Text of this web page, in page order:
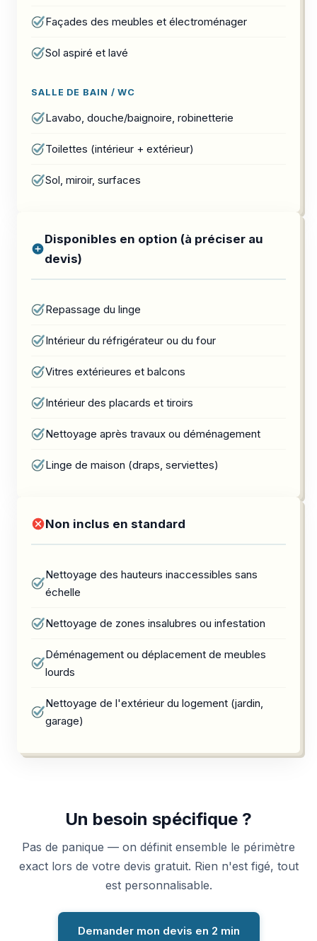
Façades des meubles et électroménager
Sol aspiré et lavé
SALLE DE BAIN / WC
Lavabo, douche/baignoire, robinetterie
Toilettes (intérieur + extérieur)
Sol, miroir, surfaces
Disponibles en option (à préciser au
devis)
Repassage du linge
Intérieur du réfrigérateur ou du four
Vitres extérieures et balcons
Intérieur des placards et tiroirs
Nettoyage après travaux ou déménagement
Linge de maison (draps, serviettes)
Non inclus en standard
Nettoyage des hauteurs inaccessibles sans
échelle
Nettoyage de zones insalubres ou infestation
Déménagement ou déplacement de meubles
lourds
Nettoyage de l'extérieur du logement (jardin,
garage)
Un besoin spécifique ?
Pas de panique — on définit ensemble le périmètre
exact lors de votre devis gratuit. Rien n'est figé, tout
est personnalisable.
Demander mon devis en 2 min